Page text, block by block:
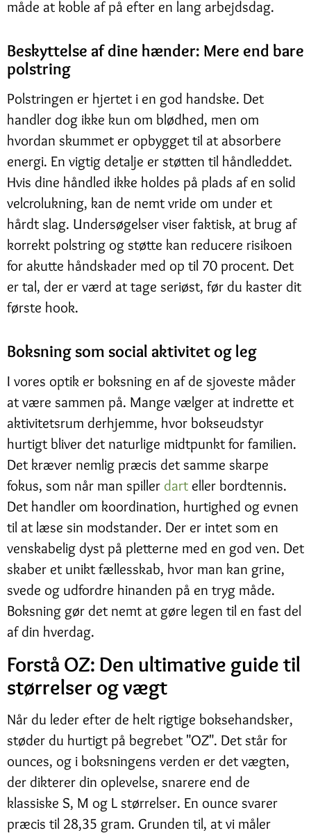
måde at koble af på efter en lang arbejdsdag.
Beskyttelse af dine hænder: Mere end bare
polstring
Polstringen er hjertet i en god handske. Det
handler dog ikke kun om blødhed, men om
hvordan skummet er opbygget til at absorbere
energi. En vigtig detalje er støtten til håndleddet.
Hvis dine håndled ikke holdes på plads af en solid
velcrolukning, kan de nemt vride om under et
hårdt slag. Undersøgelser viser faktisk, at brug af
korrekt polstring og støtte kan reducere risikoen
for akutte håndskader med op til 70 procent. Det
er tal, der er værd at tage seriøst, før du kaster dit
første hook.
Boksning som social aktivitet og leg
I vores optik er boksning en af de sjoveste måder
at være sammen på. Mange vælger at indrette et
aktivitetsrum derhjemme, hvor bokseudstyr
hurtigt bliver det naturlige midtpunkt for familien.
Det kræver nemlig præcis det samme skarpe
fokus, som når man spiller dart eller bordtennis.
Det handler om koordination, hurtighed og evnen
til at læse sin modstander. Der er intet som en
venskabelig dyst på pletterne med en god ven. Det
skaber et unikt fællesskab, hvor man kan grine,
svede og udfordre hinanden på en tryg måde.
Boksning gør det nemt at gøre legen til en fast del
af din hverdag.
Forstå OZ: Den ultimative guide til
størrelser og vægt
Når du leder efter de helt rigtige boksehandsker,
støder du hurtigt på begrebet "OZ". Det står for
ounces, og i boksningens verden er det vægten,
der dikterer din oplevelse, snarere end de
klassiske S, M og L størrelser. En ounce svarer
præcis til 28,35 gram. Grunden til, at vi måler